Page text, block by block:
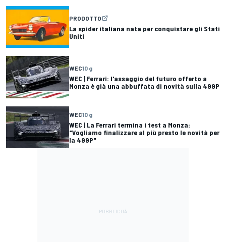
PRODOTTO
La spider italiana nata per conquistare gli Stati
Uniti
WEC10 g
WEC | Ferrari: l'assaggio del futuro offerto a
Monza è già una abbuffata di novità sulla 499P
WEC10 g
WEC | La Ferrari termina i test a Monza:
"Vogliamo finalizzare al più presto le novità per
la 499P"